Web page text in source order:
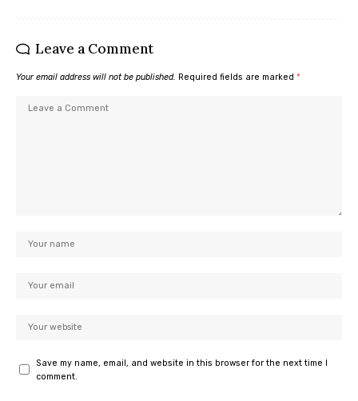
Leave a Comment
Your email address will not be published. Required fields are marked *
Save my name, email, and website in this browser for the next time I
comment.